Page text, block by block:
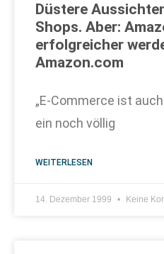
Düstere
Shops. Aber:
erfolgreicher
Amazon.com
„E-Commerce ist
ein noch völlig
WEITERLESEN
14. Dezember 1999 Keine